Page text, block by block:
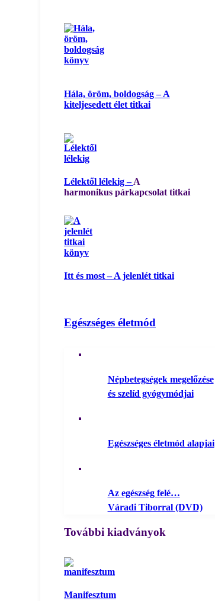
Hála, öröm, boldogság – A
kiteljesedett élet titkai
Lélektől lélekig –A
harmonikus párkapcsolat titkai
Itt és most – A jelenlét titkai
Egészséges életmód
Népbetegségek megelőzése
és szelíd gyógymódjai
Egészséges életmód alapjai
Az egészség felé…
Váradi Tiborral (DVD)
További kiadványok
Manifesztum